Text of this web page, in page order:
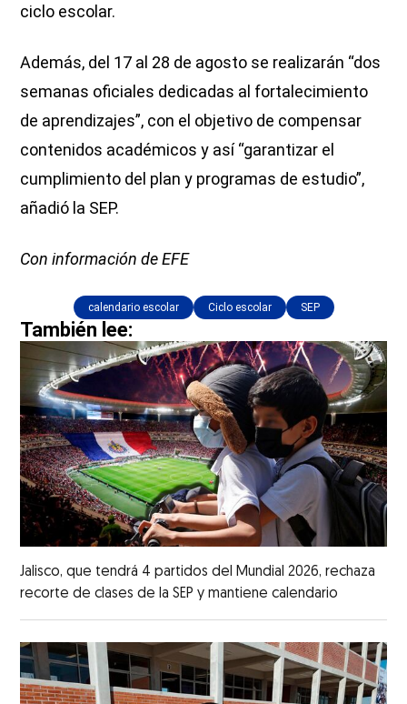
ciclo escolar.
Además, del 17 al 28 de agosto se realizarán “dos
semanas oficiales dedicadas al fortalecimiento
de aprendizajes”, con el objetivo de compensar
contenidos académicos y así “garantizar el
cumplimiento del plan y programas de estudio”,
añadió la SEP.
Con información de EFE
calendario escolar Ciclo escolar SEP
También lee:
Jalisco, que tendrá 4 partidos del Mundial 2026, rechaza
recorte de clases de la SEP y mantiene calendario